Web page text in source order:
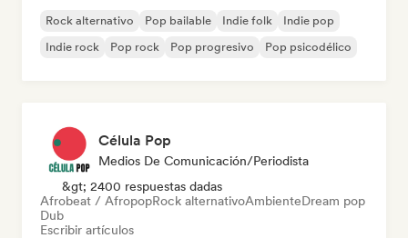
Rock alternativo Pop bailable Indie folk
Indie pop
Indie rock
Pop rock Pop progresivo Pop psicodélico
Célula Pop
Medios De Comunicación/Periodista
&gt; 2400 respuestas dadas
Afrobeat / AfropopRock alternativoAmbienteDream pop
Dub
Escribir artículos